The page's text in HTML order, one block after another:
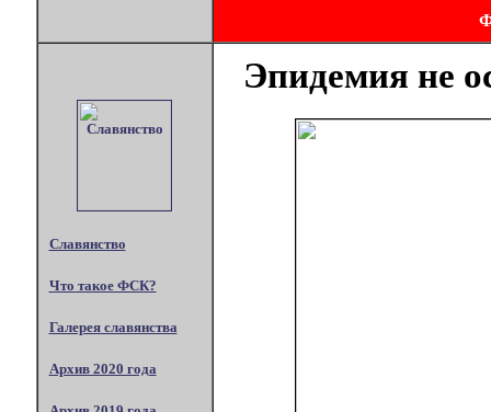
Славянство
Что такое ФСК?
Галерея славянства
Архив 2020 года
Эпидемия не